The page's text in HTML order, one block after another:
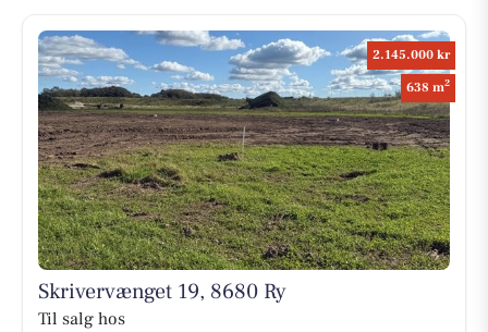
2.145.000 kr
638 m2
Skrivervænget 19, 8680 Ry
Til salg hos